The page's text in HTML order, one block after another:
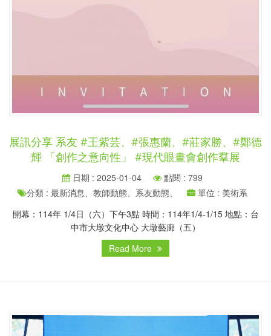
展訊分享 系友 #王紫芸、#張惠蘭、#莊家勝、#鄭德
輝 「創作之意向性」 #現代眼畫會創作羣展
日期 : 2025-01-04
點閱 : 799
分類 : 最新消息、教師動態、系友動態、
單位 : 美術系
開幕：114年 1/4日（六）下午3點 時間：114年1/4-1/15 地點：台
中市大墩文化中心 大墩藝廊（五）
Read More